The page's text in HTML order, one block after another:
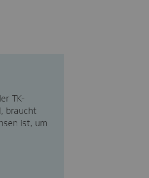
TK-
braucht
ist, um